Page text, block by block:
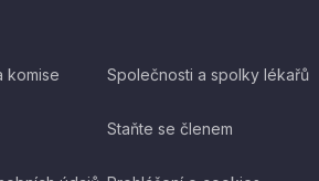
komise Společnosti a spolky lékařů
Staňte se členem